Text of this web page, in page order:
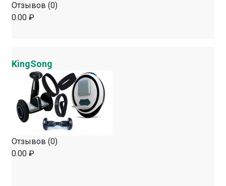
Отзывов (0)
0.00 ₽
KingSong
Отзывов (0)
0.00 ₽